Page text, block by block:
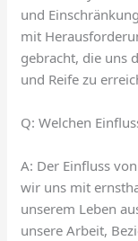
und
mit
gebracht, die uns
und Reife zu
Q: Welchen
A: Der Einfluss
wir uns mit
unserem Leben
unsere Arbeit,